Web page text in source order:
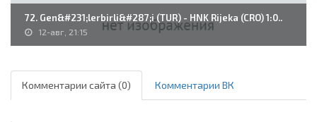
72. Gen&#231;lerbirli&#287;i (TUR) - HNK Rijeka (CRO) 1:0..
12-авг, 21:15
Комментарии сайта (0) Комментарии ВК